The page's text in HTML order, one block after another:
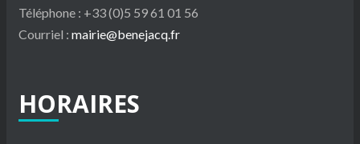
Téléphone : +33 (0)5 59 61 01 56
Courriel : mairie@benejacq.fr
HORAIRES